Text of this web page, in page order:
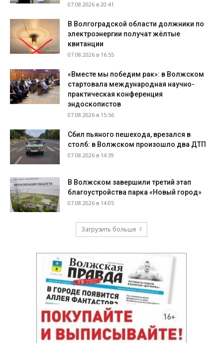
07.08.2026 в 20:41
В Волгоградской области должники по
электроэнергии получат жёлтые
квитанции
07.08.2026 в 16:55
«Вместе мы победим рак»: в Волжском
стартовала международная научно-
практическая конференция
эндоскопистов
07.08.2026 в 15:56
Сбил пьяного пешехода, врезался в
столб: в Волжском произошло два ДТП
07.08.2026 в 14:39
В Волжском завершили третий этап
благоустройства парка «Новый город»
07.08.2026 в 14:05
Загрузить больше